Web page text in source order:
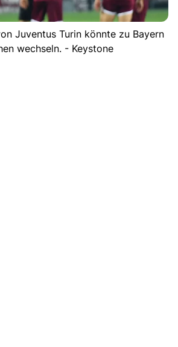
Juventus Turin könnte zu Bayern
wechseln. - Keystone